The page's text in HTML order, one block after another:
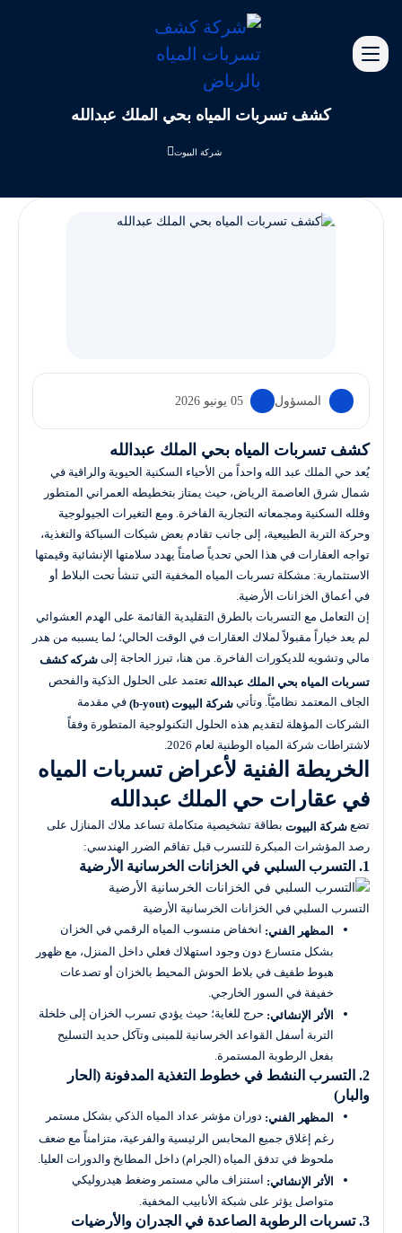
كشف تسربات المياه بحي الملك عبدالله
شركة البيوت
المسؤول 05 يونيو 2026
كشف تسربات المياه بحي الملك عبدالله
يُعد حي الملك عبد الله واحداً من الأحياء السكنية الحيوية والراقية في
شمال شرق العاصمة الرياض، حيث يمتاز بتخطيطه العمراني المتطور
وفلله السكنية ومجمعاته التجارية الفاخرة. ومع التغيرات الجيولوجية
وحركة التربة الطبيعية، إلى جانب تقادم بعض شبكات السباكة والتغذية،
تواجه العقارات في هذا الحي تحدياً صامتاً يهدد سلامتها الإنشائية وقيمتها
الاستثمارية: مشكلة تسربات المياه المخفية التي تنشأ تحت البلاط أو
في أعماق الخزانات الأرضية.
إن التعامل مع التسربات بالطرق التقليدية القائمة على الهدم العشوائي
لم يعد خياراً مقبولاً لملاك العقارات في الوقت الحالي؛ لما يسببه من هدر
مالي وتشويه للديكورات الفاخرة. من هنا، تبرز الحاجة إلى شركه كشف
تسربات المياه بحي الملك عبدالله تعتمد على الحلول الذكية والفحص
الجاف المعتمد نظاميّاً. وتأتي شركة البيوت (b-yout)
في مقدمة
الشركات المؤهلة لتقديم هذه الحلول التكنولوجية المتطورة وفقاً
لاشتراطات شركة المياه الوطنية لعام 2026.
الخريطة الفنية لأعراض تسربات المياه
في عقارات حي الملك عبدالله
تضع شركة البيوت بطاقة تشخيصية متكاملة تساعد ملاك المنازل على
رصد المؤشرات المبكرة للتسرب قبل تفاقم الضرر الهندسي:
1. التسرب السلبي في الخزانات الخرسانية الأرضية
التسرب السلبي في الخزانات الخرسانية الأرضية
المظهر الفني: انخفاض منسوب المياه الرقمي في الخزان
بشكل متسارع دون وجود استهلاك فعلي داخل المنزل، مع ظهور
هبوط طفيف في بلاط الحوش المحيط بالخزان أو تصدعات
خفيفة في السور الخارجي.
الأثر الإنشائي: حرج للغاية؛ حيث يؤدي تسرب الخزان إلى خلخلة
التربة أسفل القواعد الخرسانية للمبنى وتآكل حديد التسليح
بفعل الرطوبة المستمرة.
2. التسرب النشط في خطوط التغذية المدفونة (الحار
والبار)
المظهر الفني: دوران مؤشر عداد المياه الذكي بشكل مستمر
رغم إغلاق جميع المحابس الرئيسية والفرعية، متزامناً مع ضعف
ملحوظ في تدفق المياه (الجرام) داخل المطابخ والدورات العليا.
الأثر الإنشائي: استنزاف مالي مستمر وضغط هيدروليكي
متواصل يؤثر على شبكة الأنابيب المخفية.
3. تسربات الرطوبة الصاعدة في الجدران والأرضيات